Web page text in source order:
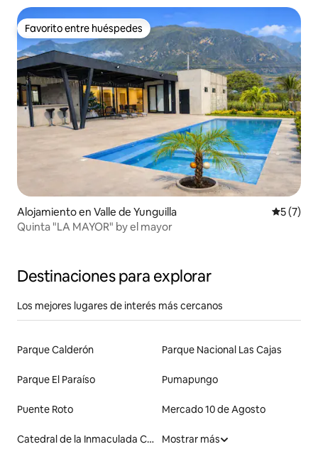
Favorito entre huéspedes
Favorito entre huéspedes
Alojamiento en Valle de Yunguilla
5 (7)
Quinta "LA MAYOR" by el mayor
Destinaciones para explorar
Los mejores lugares de interés más cercanos
Parque Calderón Parque Nacional Las Cajas
Parque El Paraíso Pumapungo
Puente Roto Mercado 10 de Agosto
Catedral de la Inmaculada Concepción Mostrar más